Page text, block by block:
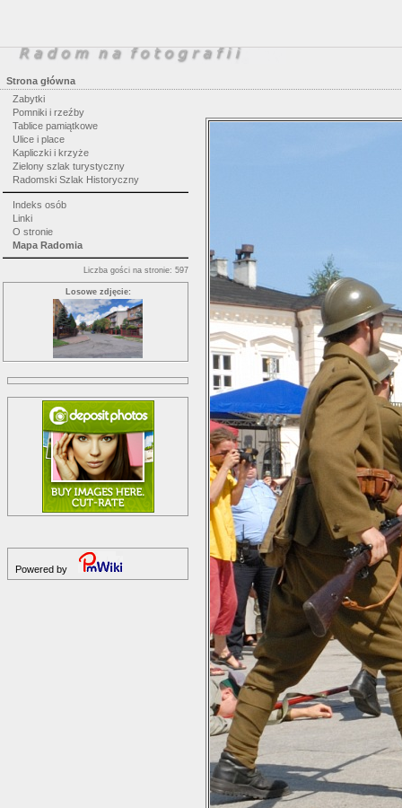
Strona główna
Zabytki
Pomniki i rzeźby
Tablice pamiątkowe
Ulice i place
Kapliczki i krzyże
Zielony szlak turystyczny
Radomski Szlak Historyczny
Indeks osób
Linki
O stronie
Mapa Radomia
Liczba gości na stronie: 597
Losowe zdjęcie:
Powered by